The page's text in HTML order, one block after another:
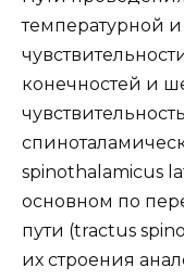
температурной и
конечностей и
spinothalamicus
основном по
пути (tractus
их строения